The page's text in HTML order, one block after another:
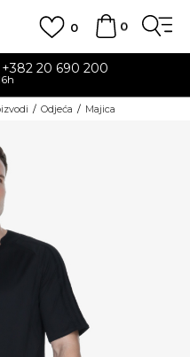
0
0
20 690 200
Odjeća Majica